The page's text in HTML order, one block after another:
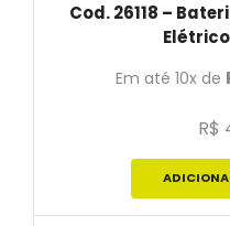
Cod. 26118 –
Em até 10x de
R$